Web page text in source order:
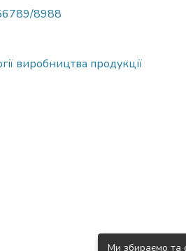
8988
виробництва продукції
Ми збираємо та